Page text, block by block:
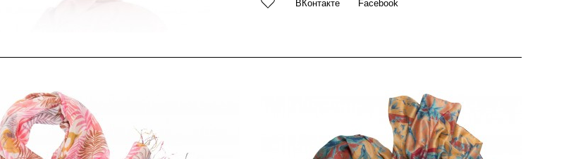
плетение и неравномерная по толщине ручная пряжа
сочные оттенки граней добавят игривость и
Нарочито рыхлое плетение, легчайшая
полупрозрачная, отлично драпирующаяся ткань. Вес
изделия 90г (45 г/м2). Неравномерная по толщине
ручная пряжа, возможные утолщения и узелки,
ВКонтакте Facebook